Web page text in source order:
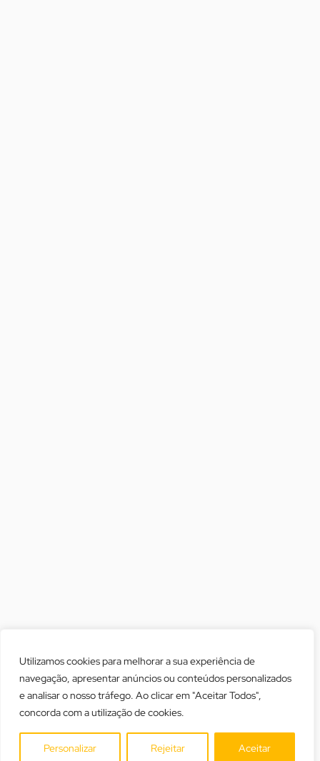
Utilizamos cookies para melhorar a sua experiência de
navegação, apresentar anúncios ou conteúdos personalizados
e analisar o nosso tráfego. Ao clicar em "Aceitar Todos",
concorda com a utilização de cookies.
Personalizar Rejeitar Aceitar